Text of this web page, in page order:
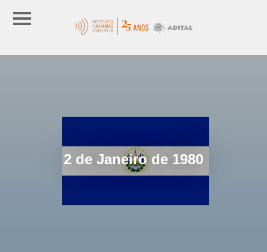
2 de Janeiro de 1980